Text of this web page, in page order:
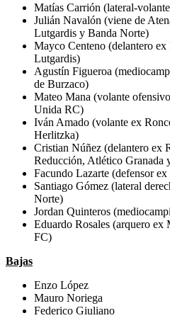
Matías Carrión (lateral-
Julián Navalón (viene de
Lutgardis y Banda Norte)
Mayco Centeno (delantero
Lutgardis)
Agustín Figueroa
de Burzaco)
Mateo Mana (volante
Unida RC)
Iván Amado (volante ex
Herlitzka)
Cristian Núñez (delantero ex
Reducción, Atlético Granada
Facundo Lazarte (defensor
Santiago Gómez (lateral
Norte)
Jordan Quinteros
Eduardo Rosales (arquero
FC)
Bajas
Enzo López
Mauro Noriega
Federico Giuliano